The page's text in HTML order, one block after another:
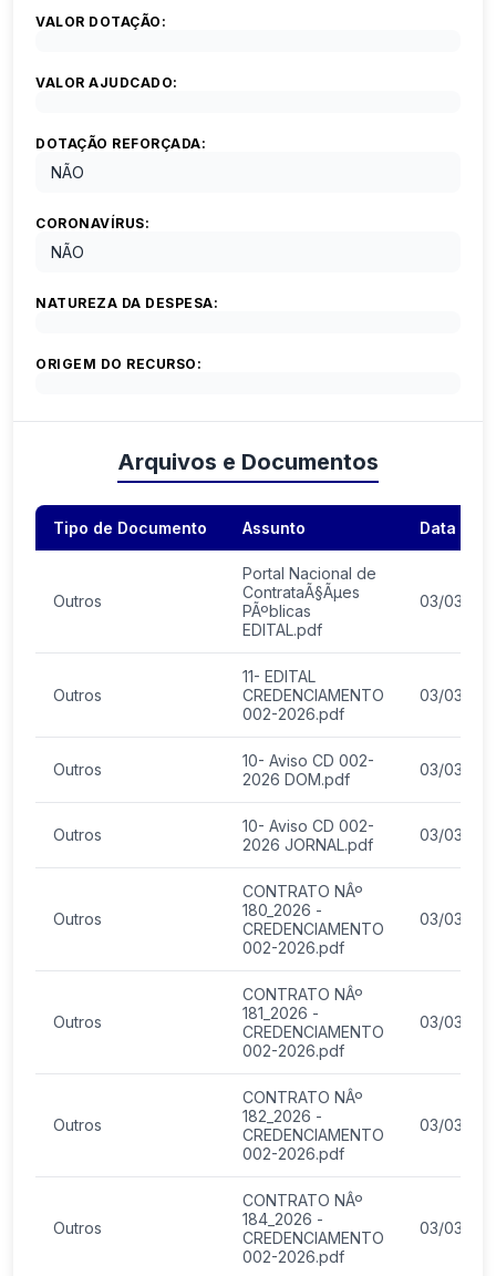
VALOR DOTAÇÃO:
VALOR AJUDCADO:
DOTAÇÃO REFORÇADA:
NÃO
CORONAVÍRUS:
NÃO
NATUREZA DA DESPESA:
ORIGEM DO RECURSO:
Arquivos e Documentos
Tipo de Documento Assunto Data
Outros
Portal Nacional de
ContrataÃ§Ãµes
PÃºblicas
EDITAL.pdf
03/03/
Outros
11- EDITAL
CREDENCIAMENTO
002-2026.pdf
03/03/
Outros
10- Aviso CD 002-
2026 DOM.pdf
03/03/
Outros
10- Aviso CD 002-
2026 JORNAL.pdf
03/03/
Outros
CONTRATO NÂº
180_2026 -
CREDENCIAMENTO
002-2026.pdf
03/03/
Outros
CONTRATO NÂº
181_2026 -
CREDENCIAMENTO
002-2026.pdf
03/03/
Outros
CONTRATO NÂº
182_2026 -
CREDENCIAMENTO
002-2026.pdf
03/03/
Outros
CONTRATO NÂº
184_2026 -
CREDENCIAMENTO
002-2026.pdf
03/03/